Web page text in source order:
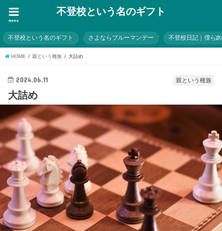
不登校という名のギフト
menu
不登校という名のギフト さよならブルーマンデー 不登校日記｜僕ら
HOME 親という種族 大詰め
親という種族
2024.06.11
大詰め